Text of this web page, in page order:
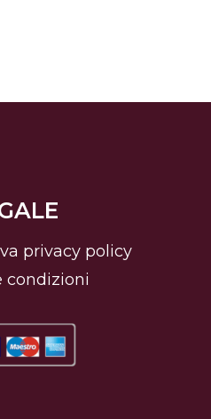
privacy policy
condizioni